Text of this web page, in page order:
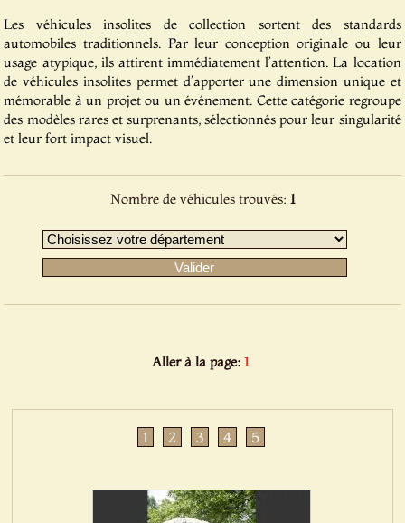
Les véhicules insolites de collection sortent des standards
automobiles traditionnels. Par leur conception originale ou leur
usage atypique, ils attirent immédiatement l’attention. La location
de véhicules insolites permet d’apporter une dimension unique et
mémorable à un projet ou un événement. Cette catégorie regroupe
des modèles rares et surprenants, sélectionnés pour leur singularité
et leur fort impact visuel.
Nombre de véhicules trouvés: 1
Aller à la page: 1
1 2 3 4 5